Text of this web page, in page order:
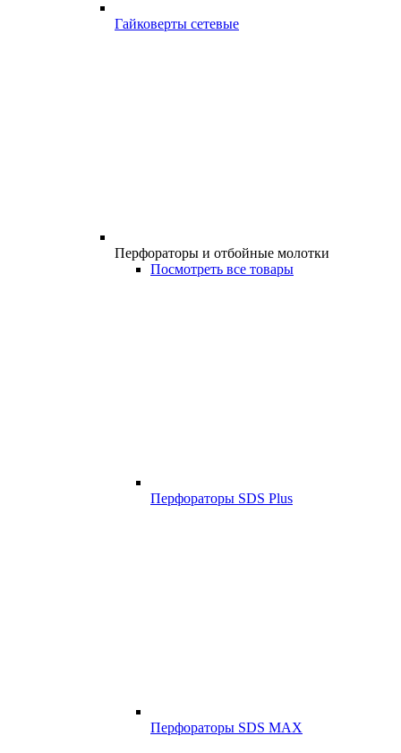
Гайковерты сетевые
Перфораторы и отбойные молотки
Посмотреть все товары
Перфораторы SDS Plus
Перфораторы SDS MAX